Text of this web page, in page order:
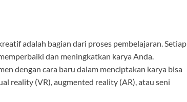
adalah bagian dari proses pembelajaran. Setiap
dan meningkatkan karya Anda.
dengan cara baru dalam menciptakan karya bisa
reality (VR), augmented reality (AR), atau seni